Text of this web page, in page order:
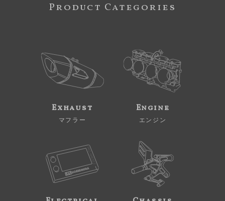
Product Categories
Exhaust
マフラー
Engine
エンジン